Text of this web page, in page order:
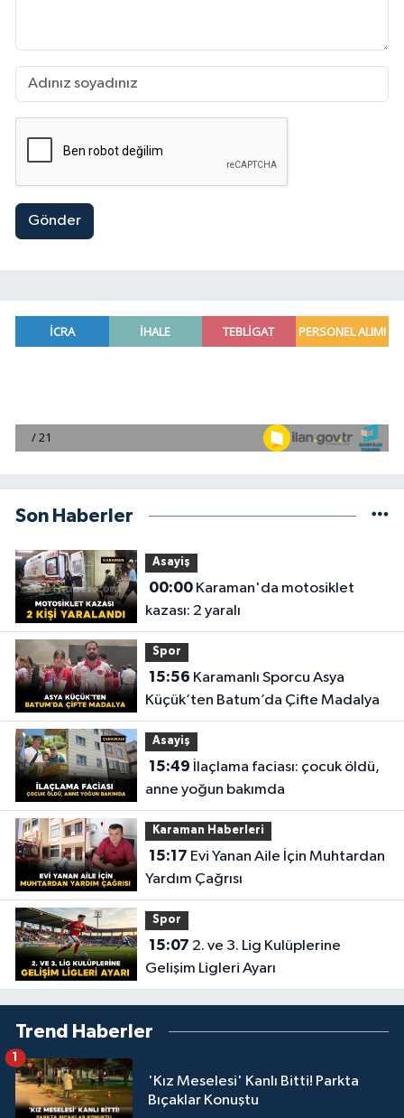
Gönder
Son Haberler
Asayiş
00:00Karaman'da motosiklet
kazası: 2 yaralı
Spor
15:56
Küçük’ten Batum’da Çifte Madalya
Asayiş
15:49
anne yoğun bakımda
Karaman Haberleri
15:17
Yardım Çağrısı
Spor
15:07
Gelişim Ligleri Ayarı
Trend Haberler
'Kız Meselesi' Kanlı Bitti! Parkta
Bıçaklar Konuştu
1